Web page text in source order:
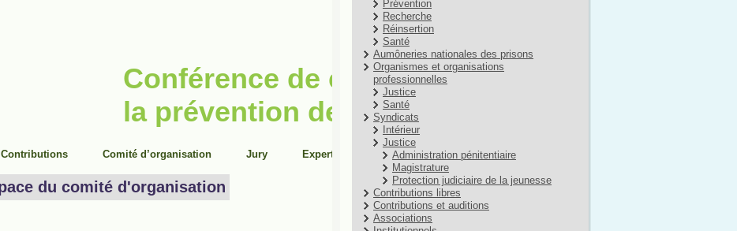
Prévention
Recherche
Réinsertion
Santé
Aumôneries nationales des prisons
Organismes et organisations
professionnelles
Justice
Santé
Syndicats
Intérieur
Justice
Administration pénitentiaire
Magistrature
Protection judiciaire de la jeunesse
Contributions libres
Contributions et auditions
Associations